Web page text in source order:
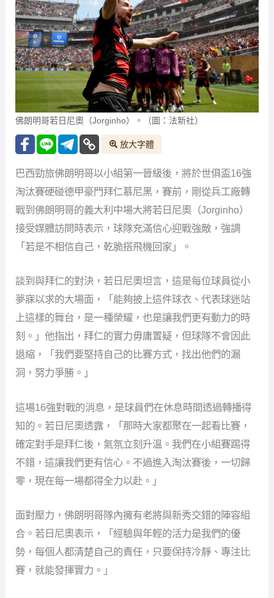
巴西勁旅佛朗明哥以小組第一晉級後，將於世俱盃16強
淘汰賽硬碰德甲豪門拜仁慕尼黑，賽前，剛從兵工廠轉
戰到佛朗明哥的義大利中場大將若日尼奧（Jorginho）
接受媒體訪問時表示，球隊充滿信心迎戰強敵，強調
「若是不相信自己，乾脆搭飛機回家」。
談到與拜仁的對決，若日尼奧坦言，這是每位球員從小
夢寐以求的大場面，「能夠披上這件球衣、代表球迷站
上這樣的舞台，是一種榮耀，也是讓我們更有動力的時
刻。」他指出，拜仁的實力毋庸置疑，但球隊不會因此
退縮，「我們要堅持自己的比賽方式，找出他們的漏
洞，努力爭勝。」
這場16強對戰的消息，是球員們在休息時間透過轉播得
確定對手是拜仁後，氣氛立刻升溫。我們在小組賽踢得
不錯，這讓我們更有信心。不過進入淘汰賽後，一切歸
零，現在每一場都得全力以赴。」
面對壓力，佛朗明哥隊內擁有老將與新秀交錯的陣容組
合。若日尼奧表示，「經驗與年輕的活力是我們的優
賽，就能發揮實力。」
至於是否具備奪冠實力，這位中場主將毫不遲疑地說，
「如果我們來這裡是帶著懷疑，那就沒必要留在這裡
了。球隊這麼長時間以來的準備，都是為了證明我們值
後。」
看世俱盃免費加入DAZN會員
FIFA俱樂部世界盃將於6月15日至7月14日盛大登場，63